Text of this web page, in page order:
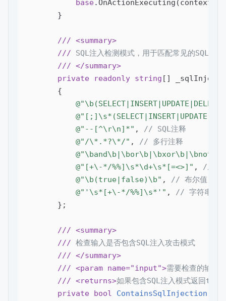
base.OnActionExecuting(context);
        }
/// <summary>
/// SQL注入检测模式，用于匹配常见的SQL注
/// </summary>
private
readonly string []
        {
@"--[^\r\n]*" , // SQL注释
@"/\*.*?\*/" , // 多行注释
@"\band\b|\bor\b|\bxor\b|\bnot\b"
@"[+\-*/%%]\s*\d+\s*[=<>]" , // 算
@"\b(true|false)\b" , // 布尔值
@"'\s*[+\-*/%%]\s*'" , // 字符串拼
        };
/// <summary>
/// 检查输入是否包含SQL注入攻击模式
/// </summary>
/// <param name="input">需要检查的输入
/// <returns>如果包含SQL注入模式返回
private bool ContainsSqlInjection